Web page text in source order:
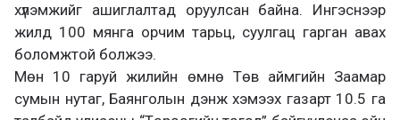
хүлэмжийг ашиглалтад оруулсан байна. Ингэснээр
жилд 100 мянга орчим тарьц, суулгац гарган авах
боломжтой болжээ.
Мөн 10 гаруй жилийн өмнө Төв аймгийн Заамар
сумын нутаг, Баянголын дэнж хэмээх газарт 10.5 га